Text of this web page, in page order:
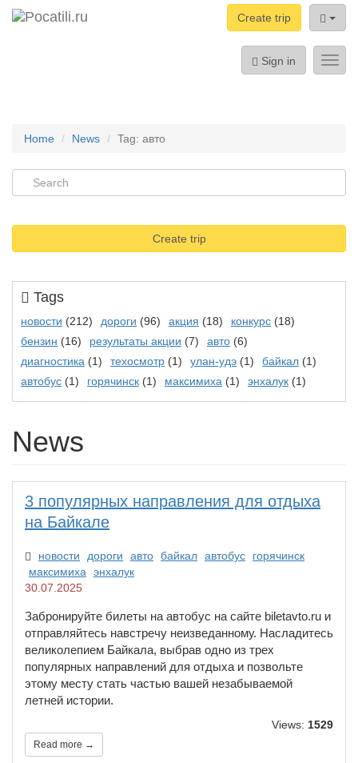
Create trip
Sign in
Home News Tag: авто
Create trip
Tags
новости (212) дороги (96) акция (18) конкурс (18)
бензин (16) результаты акции (7) авто (6)
диагностика (1) техосмотр (1) улан-удэ (1) байкал (1)
автобус (1) горячинск (1) максимиха (1) энхалук (1)
News
3 популярных направления для отдыха
на Байкале
новости дороги авто байкал автобус
горячинск
максимиха
энхалук
30.07.2025
Забронируйте билеты на автобус на сайте biletavto.ru и
отправляйтесь навстречу неизведанному. Насладитесь
великолепием Байкала, выбрав одно из трех
популярных направлений для отдыха и позвольте
этому месту стать частью вашей незабываемой
летней истории.
Views: 1529
Read more →